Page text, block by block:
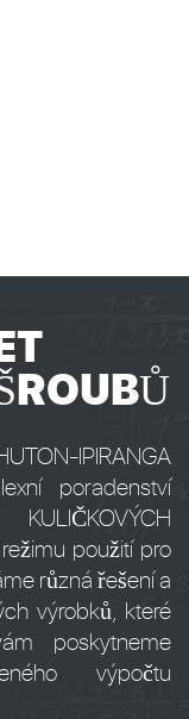
IPIRANGA
poradenství
použití pro
různá řešení a
výrobků, které
poskytneme
výpočtu